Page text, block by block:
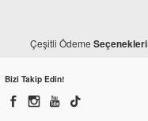
Çeşitli Ödeme Seçenekleri
Bizi Takip Edin!